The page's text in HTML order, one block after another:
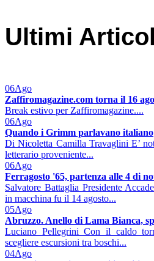
Ultimi
06Ago
Zaffiromagazine.com torna il 16
Break estivo per Zaffiromagazine....
06Ago
Quando i Grimm parlavano italiano
Di Nicoletta Camilla Travaglini E’
letterario proveniente...
06Ago
Ferragosto '65, partenza alle 4 di
Salvatore Battaglia Presidente
in macchina fu il 14 agosto...
05Ago
Abruzzo. Anello di Lama Bianca,
Luciano Pellegrini Con il caldo
scegliere escursioni tra boschi...
04Ago